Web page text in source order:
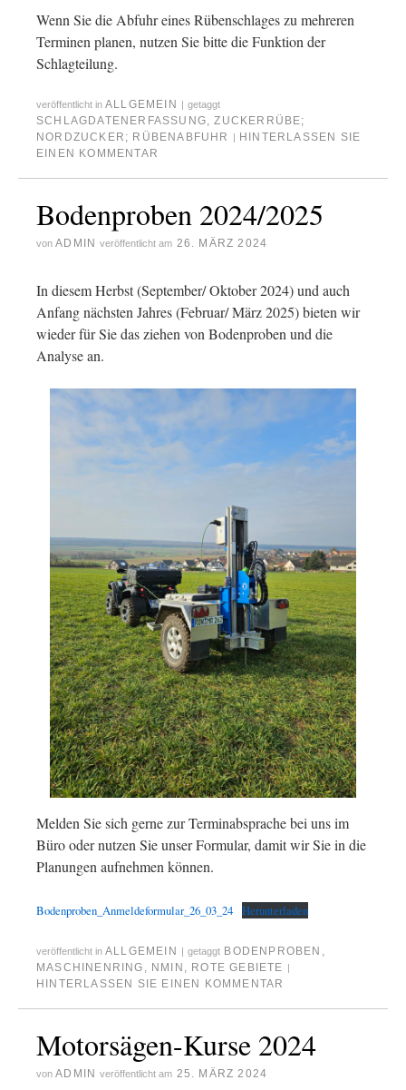
Wenn Sie die Abfuhr eines Rübenschlages zu mehreren
Terminen planen, nutzen Sie bitte die Funktion der
Schlagteilung.
veröffentlicht in ALLGEMEIN getaggt
SCHLAGDATENERFASSUNG,ZUCKERRÜBE;
NORDZUCKER; RÜBENABFUHR
HINTERLASSEN SIE
EINEN KOMMENTAR
Bodenproben 2024/2025
von ADMIN veröffentlicht am 26. MÄRZ 2024
In diesem Herbst (September/ Oktober 2024) und auch
Anfang nächsten Jahres (Februar/ März 2025) bieten wir
wieder für Sie das ziehen von Bodenproben und die
Analyse an.
Melden Sie sich gerne zur Terminabsprache bei uns im
Büro oder nutzen Sie unser Formular, damit wir Sie in die
Planungen aufnehmen können.
Bodenproben_Anmeldeformular_26_03_24 Herunterladen
veröffentlicht in ALLGEMEIN getaggt BODENPROBEN ,
MASCHINENRING , NMIN , ROTE GEBIETE
HINTERLASSEN SIE EINEN KOMMENTAR
Motorsägen-Kurse 2024
von ADMIN veröffentlicht am 25. MÄRZ 2024